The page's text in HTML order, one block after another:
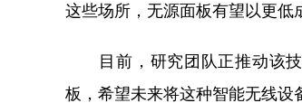
这些场所，无源面板有望以更低
目前，研究团队正推动该技
板，希望未来将这种智能无线设